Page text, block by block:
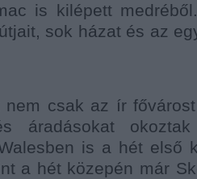
is kilépett
sok házat és az
nem csak az ír
áradásokat okoztak
is a hét első
a hét közepén már